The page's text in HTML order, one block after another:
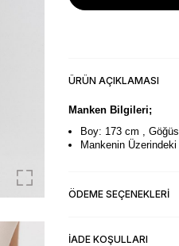
ÜRÜN AÇIKLAMASI
Manken Bilgileri;
Boy: 173 cm ,
Mankenin
ÖDEME SEÇENEKLERI
İADE KOŞULLARI